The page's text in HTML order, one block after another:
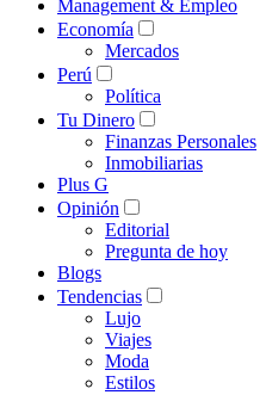
Management & Empleo
Economía
Mercados
Perú
Política
Tu Dinero
Finanzas Personales
Inmobiliarias
Plus G
Opinión
Editorial
Pregunta de hoy
Blogs
Tendencias
Lujo
Viajes
Moda
Estilos